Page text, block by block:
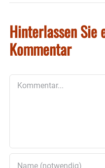
Hinterlassen Sie
Kommentar